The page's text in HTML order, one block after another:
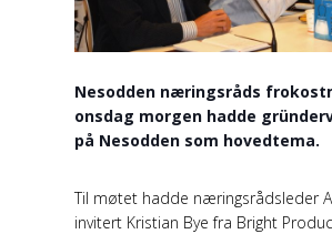
Nesodden næringsråds
onsdag morgen hadde
på Nesodden som hovedtema.
Til møtet hadde næringsrådsleder
invitert Kristian Bye fra Bright